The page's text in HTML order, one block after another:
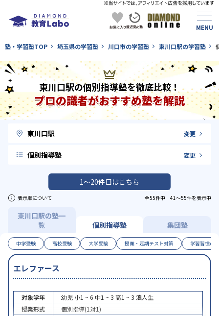
塾・学習塾TOP 埼玉県の学習塾 川口市の学習塾 東川口駅の学習塾
東川口駅の個別指導塾を徹底比較！
プロの識者がおすすめ塾を解説
東川口駅 変更
個別指導塾 変更
1〜20件目はこちら
表示順について 全55件中 41〜55件を表示中
東川口駅の塾一
覧
個別指導塾 集団塾
中学受験 高校受験 大学受験 授業・定期テスト対策 学習習慣の
エレファース
対象学年 幼児 小1 ~ 6 中1 ~ 3 高1 ~ 3 浪人生
授業形式
個別指導(1対1)